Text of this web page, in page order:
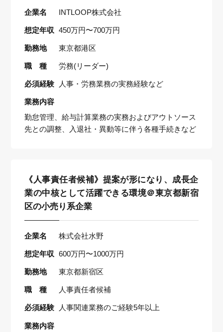
企業名 INTLOOP株式会社
想定年収 450万円〜700万円
勤務地 東京都港区
職 種 労務(リーダー)
必須経験 人事・労務業務の実務経験など
業務内容
勤怠管理、給与計算業務の実務およびアウトソース
先との調整、入退社・異動等に伴う各種手続きなど
《人事責任者候補》提案が形になり、成長企
業の中核として活躍できる環境＠東京都新宿
区の小売り系企業
企業名 株式会社水野
想定年収 600万円〜1000万円
勤務地 東京都新宿区
職 種 人事責任者候補
必須経験 人事関連業務のご経験5年以上
業務内容